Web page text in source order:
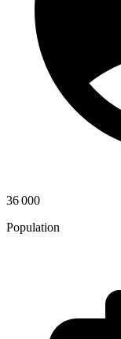
36 000
Population